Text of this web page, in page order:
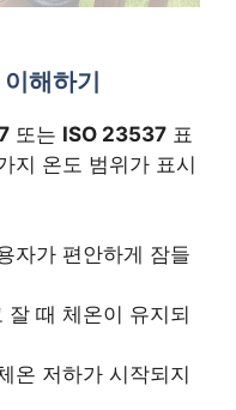
해하기
또는 ISO 23537 표
지 온도 범위가 표시
자가 편안하게 잠들
잘 때 체온이 유지되
온 저하가 시작되지